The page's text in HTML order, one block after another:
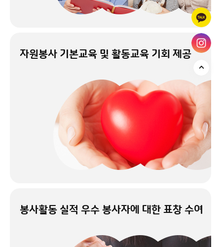
자원봉사 기본교육 및 활동교육 기회 제공
봉사활동 실적 우수 봉사자에 대한 표창 수여